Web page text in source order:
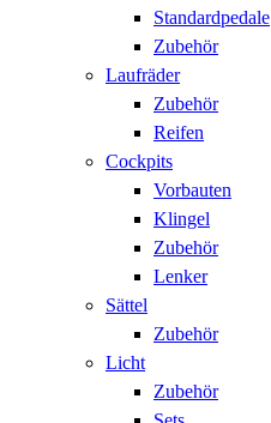
Standardpedale
Zubehör
Laufräder
Zubehör
Reifen
Cockpits
Vorbauten
Klingel
Zubehör
Lenker
Sättel
Zubehör
Licht
Zubehör